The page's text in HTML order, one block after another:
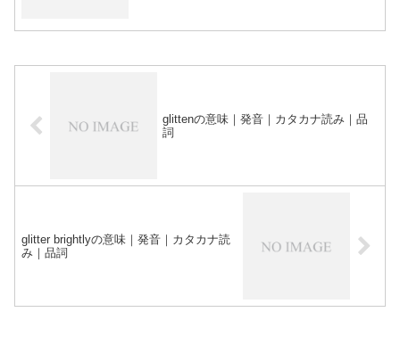
glittenの意味｜発音｜カタカナ読み｜品
詞
glitter brightlyの意味｜発音｜カタカナ読
み｜品詞